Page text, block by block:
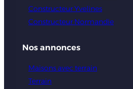
Constructeur Yvelines
Constructeur Normandie
Nos annonces
Maisons avec terrain
Terrain